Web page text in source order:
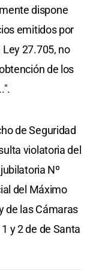
dispone
emitidos por
27.705, no
de los
de Seguridad
violatoria del
Nº
del Máximo
de las Cámaras
y 2 de de Santa